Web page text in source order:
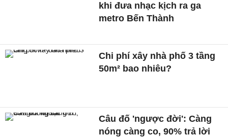
khi đưa nhạc kịch ra ga
metro Bến Thành
Chi phí xây nhà phố 3 tầng
50m² bao nhiêu?
Câu đố 'ngược đời': Càng
nóng càng co, 90% trả lời